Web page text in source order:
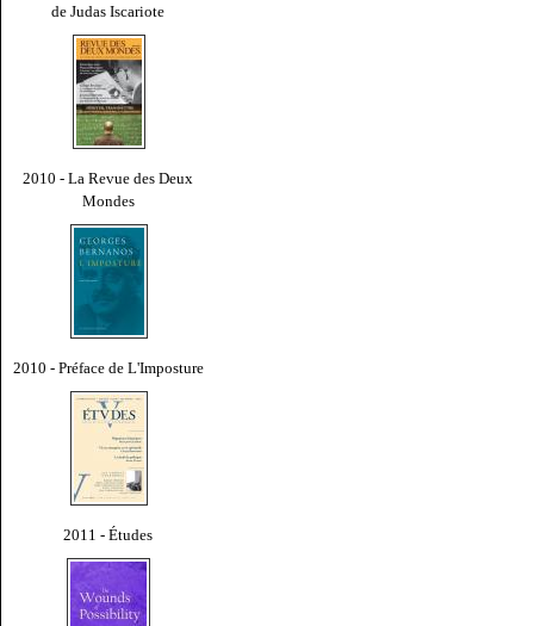
de Judas Iscariote
2010 - La Revue des Deux
Mondes
2010 - Préface de L'Imposture
2011 - Études